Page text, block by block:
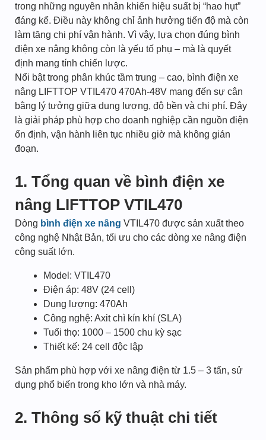
trong những nguyên nhân khiến hiệu suất bị “hao hụt”
đáng kể. Điều này không chỉ ảnh hưởng tiến độ mà còn
làm tăng chi phí vận hành. Vì vậy, lựa chọn đúng bình
điện xe nâng không còn là yếu tố phụ – mà là quyết
định mang tính chiến lược.
Nổi bật trong phân khúc tầm trung – cao, bình điện xe
nâng LIFTTOP VTIL470 470Ah-48V mang đến sự cân
bằng lý tưởng giữa dung lượng, độ bền và chi phí. Đây
là giải pháp phù hợp cho doanh nghiệp cần nguồn điện
ổn định, vận hành liên tục nhiều giờ mà không gián
đoạn.
1. Tổng quan về bình điện xe
nâng LIFTTOP VTIL470
Dòng bình điện xe nâng VTIL470 được sản xuất theo
công nghệ Nhật Bản, tối ưu cho các dòng xe nâng điện
công suất lớn.
Model: VTIL470
Điện áp: 48V (24 cell)
Dung lượng: 470Ah
Công nghệ: Axit chì kín khí (SLA)
Tuổi thọ: 1000 – 1500 chu kỳ sạc
Thiết kế: 24 cell độc lập
Sản phẩm phù hợp với xe nâng điện từ 1.5 – 3 tấn, sử
dụng phổ biến trong kho lớn và nhà máy.
2. Thông số kỹ thuật chi tiết